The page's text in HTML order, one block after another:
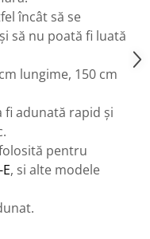
încât să se
să nu poată fi luată
lungime, 150 cm
fi adunată rapid și
pentru
, si alte modele